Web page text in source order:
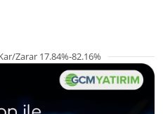
Zarar 17.84%-82.16%